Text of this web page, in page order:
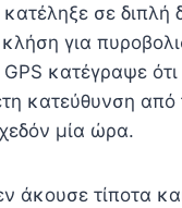
σε
για
GPS κατέγραψε
κατεύθυνση
μία ώρα.
άκουσε τίποτα